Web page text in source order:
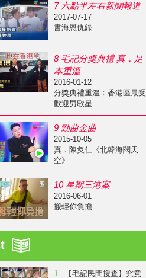
7 六點半左右新聞報道
2017-07-17
書海恩仇錄
8 毛記分獎典禮 真．足
本重溫
2016-01-12
分獎典禮重溫：香港區最受
歡迎男歌星
9 勁曲金曲
2015-10-05
真．陳奐仁《北韓海闊天
空》
10 星期三港案
2016-06-01
搬輕你負擔
1
【毛記民間搜查】究竟